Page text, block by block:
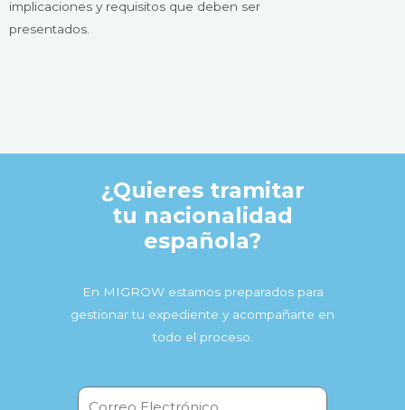
implicaciones y requisitos que deben ser
presentados.
¿Quieres tramitar
tu nacionalidad
española?
En MIGROW estamos preparados para
gestionar tu expediente y acompañarte en
todo el proceso.